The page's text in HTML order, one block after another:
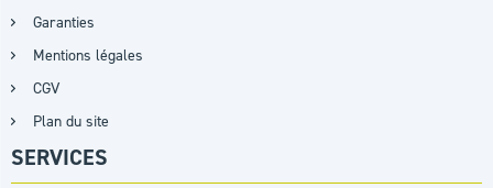
Garanties
Mentions légales
CGV
Plan du site
SERVICES